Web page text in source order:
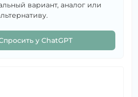
вариант, аналог или
у ChatGPT